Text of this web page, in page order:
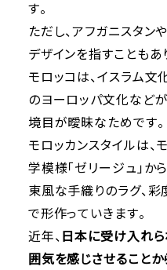
す。
ただし、アフガニスタン
デザインを指すこともあ
モロッコは、イスラム
のヨーロッパ文化など
境目が曖昧なためです。
モロッカンスタイルは
学模様「ゼリージュ」か
東風な手織りのラグ、
で形作っていきます。
近年、 日本に受け入れ
囲気を感じさせること